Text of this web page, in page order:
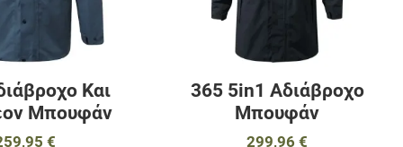
Και
Μπουφάν
€
365 5in1 Αδιάβροχο
Μπουφάν
299,96 €